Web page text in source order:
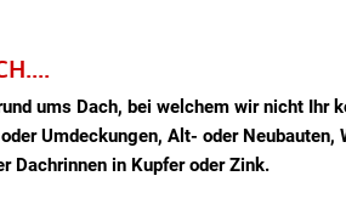
ums Dach, bei welchem wir nicht Ihr
Umdeckungen, Alt- oder
Dachrinnen in Kupfer oder Zink.